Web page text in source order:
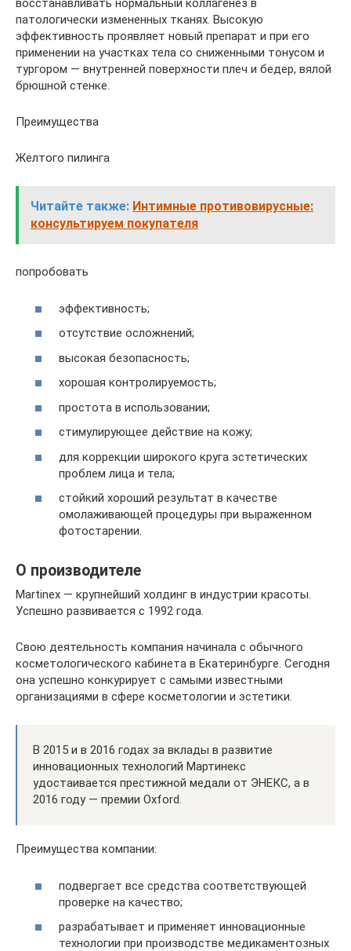
восстанавливать нормальный коллагенез в
патологически измененных тканях. Высокую
эффективность проявляет новый препарат и при его
применении на участках тела со сниженными тонусом и
тургором — внутренней поверхности плеч и бедер, вялой
брюшной стенке.
Преимущества
Желтого пилинга
Читайте также: Интимные противовирусные:
консультируем покупателя
попробовать
эффективность;
отсутствие осложнений;
высокая безопасность;
хорошая контролируемость;
простота в использовании;
стимулирующее действие на кожу;
для коррекции широкого круга эстетических
проблем лица и тела;
стойкий хороший результат в качестве
омолаживающей процедуры при выраженном
фотостарении.
О производителе
Martinex — крупнейший холдинг в индустрии красоты.
Успешно развивается с 1992 года.
Свою деятельность компания начинала с обычного
косметологического кабинета в Екатеринбурге. Сегодня
она успешно конкурирует с самыми известными
организациями в сфере косметологии и эстетики.
В 2015 и в 2016 годах за вклады в развитие
инновационных технологий Мартинекс
удостаивается престижной медали от ЭНЕКС, а в
2016 году — премии Oxford.
Преимущества компании:
подвергает все средства соответствующей
проверке на качество;
разрабатывает и применяет инновационные
технологии при производстве медикаментозных